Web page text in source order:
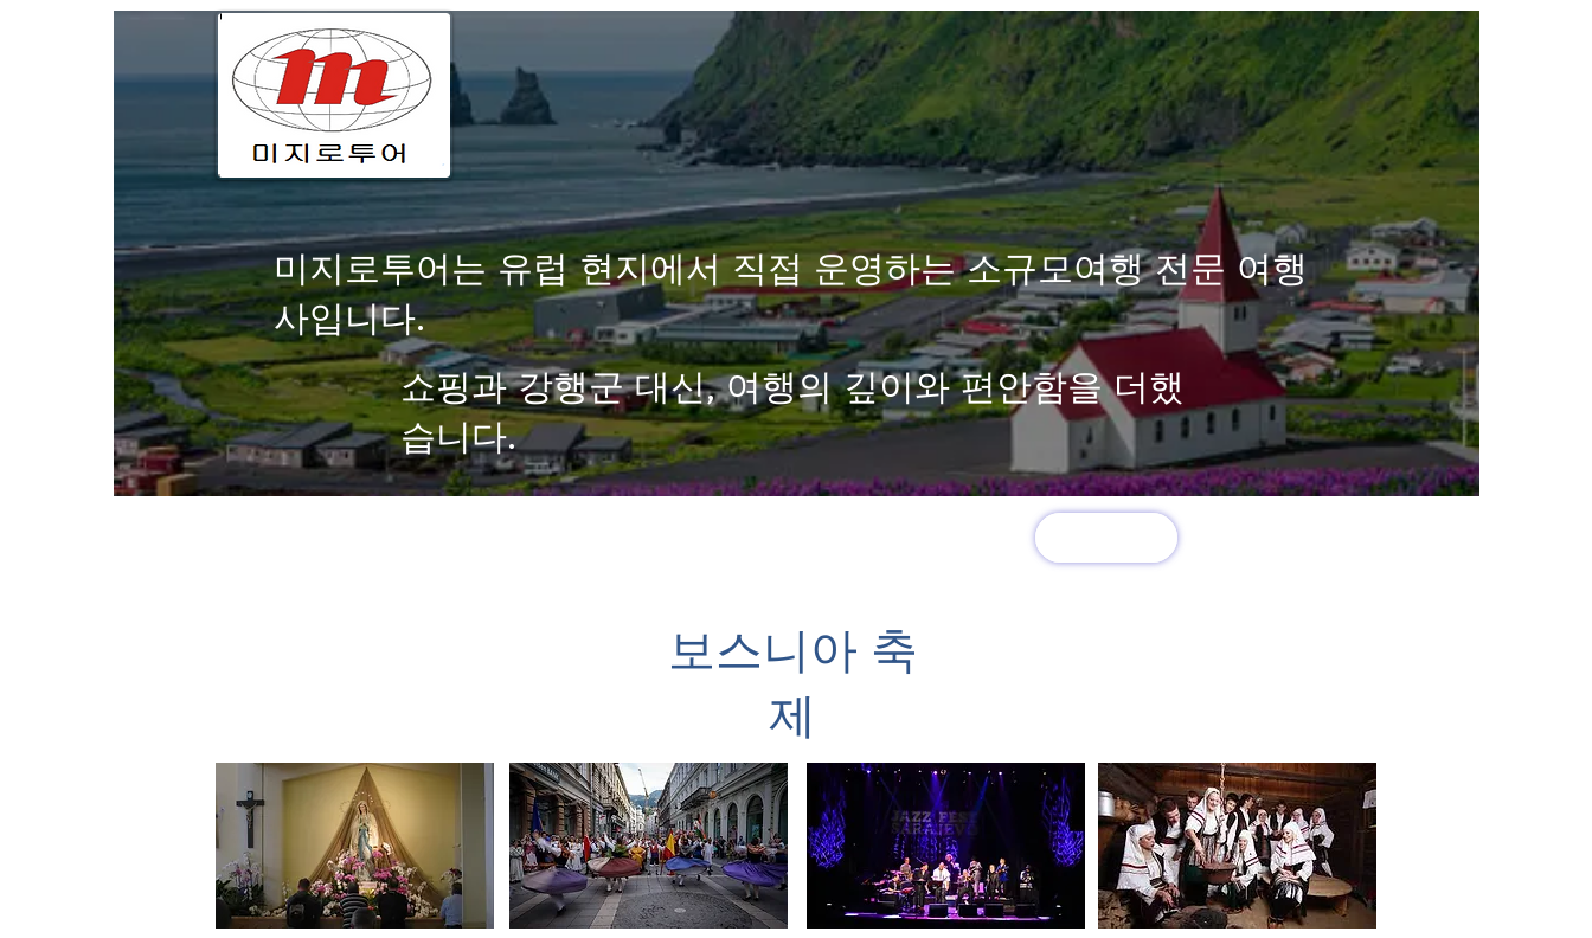
미지로투어는 유럽 현지에서 직접 운영하는 소규모여행 전문 여행
사입니다.
쇼핑과 강행군 대신, 여행의 깊이와 편안함을 더했
습니다.
보스니아 축
제